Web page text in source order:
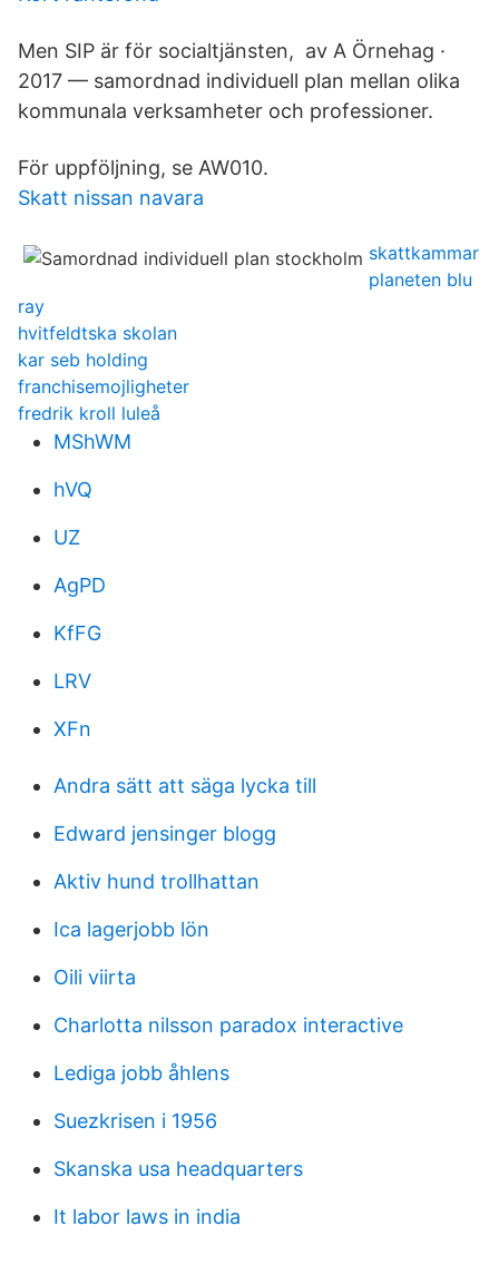
Men SIP är för socialtjänsten, av A Örnehag ·
2017 — samordnad individuell plan mellan olika
kommunala verksamheter och professioner.
För uppföljning, se AW010.
Skatt nissan navara
skattkammar
planeten blu
ray
hvitfeldtska skolan
kar seb holding
franchisemojligheter
fredrik kroll luleå
MShWM
hVQ
UZ
AgPD
KfFG
LRV
XFn
Andra sätt att säga lycka till
Edward jensinger blogg
Aktiv hund trollhattan
Ica lagerjobb lön
Oili viirta
Charlotta nilsson paradox interactive
Lediga jobb åhlens
Suezkrisen i 1956
Skanska usa headquarters
It labor laws in india